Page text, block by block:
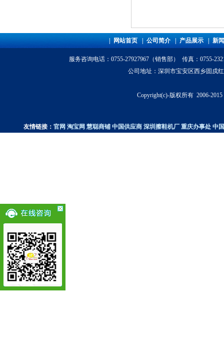
网站首页 |公司简介 产品展示 |新
服务咨询电话 ：0755-27927967（销售部） 传真：0755-
公司地址：深圳市宝安区西乡固戍
Copyright(c)-版权所有 2006-
友情链接：官网 淘宝网 慧聪商铺中国供应商 深圳擦鞋机厂 重庆办事处 中